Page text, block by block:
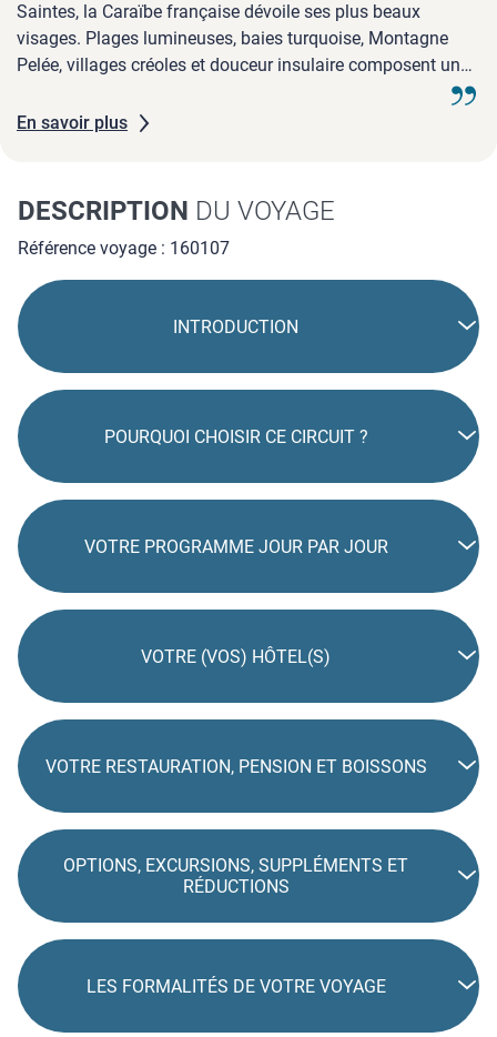
Saintes, la Caraïbe française dévoile ses plus beaux
visages. Plages lumineuses, baies turquoise, Montagne
Pelée, villages créoles et douceur insulaire composent une
parenthèse solaire entre terre volcanique et mer cristalline.
En savoir plus
DESCRIPTION DU VOYAGE
Référence voyage : 160107
INTRODUCTION
POURQUOI CHOISIR CE CIRCUIT ?
VOTRE PROGRAMME JOUR PAR JOUR
VOTRE (VOS) HÔTEL(S)
VOTRE RESTAURATION, PENSION ET BOISSONS
OPTIONS, EXCURSIONS, SUPPLÉMENTS ET
RÉDUCTIONS
LES FORMALITÉS DE VOTRE VOYAGE